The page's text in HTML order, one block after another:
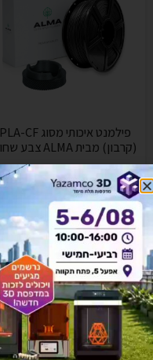
פילמנט איכותי מסוג PLA-CF
(קרבון) מבית ALMA צבע שחור
₪152
הוספה לסל